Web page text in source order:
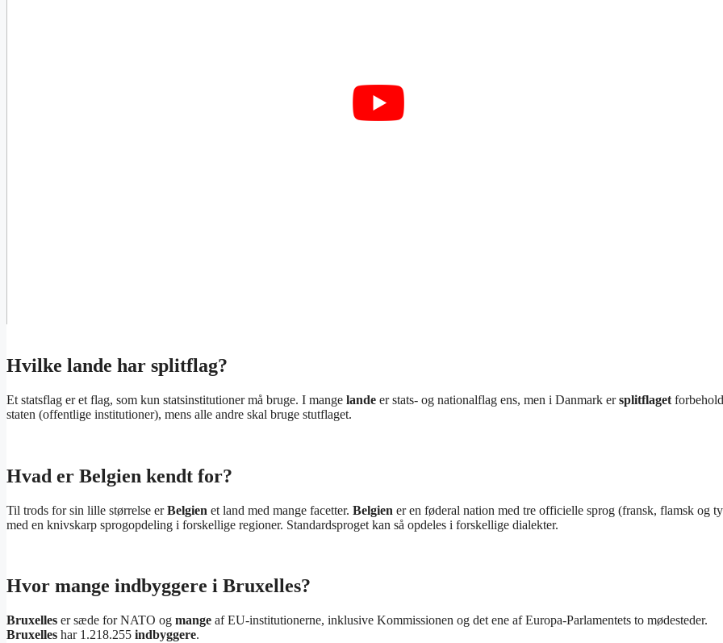
Hvilke lande har splitflag?
Et statsflag er et flag, som kun statsinstitutioner må bruge. I mange lande er stats- og nationalflag ens, men i Danmark ersplitflaget
staten (offentlige institutioner), mens alle andre skal bruge stutflaget.
Hvad er Belgien kendt for?
Til trods for sin lille størrelse erBelgien et land med mange facetter. Belgien er en føderal nation med tre officielle sprog (fransk, flamsk og
med en knivskarp sprogopdeling i forskellige regioner. Standardsproget kan så opdeles i forskellige dialekter.
Hvor mange indbyggere i Bruxelles?
Bruxelles er sæde for NATO og mange af EU-institutionerne, inklusive Kommissionen og det ene af Europa-Parlamentets to mødesteder.
Bruxelles har 1.218.255 indbyggere.